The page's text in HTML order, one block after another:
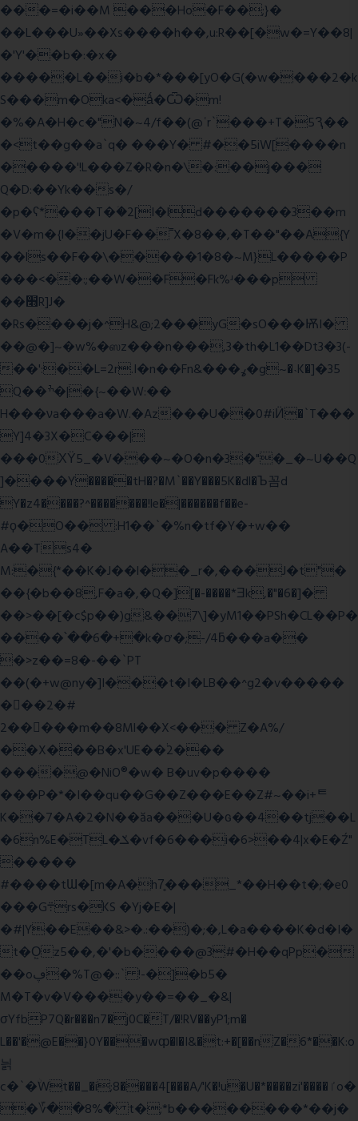
���=�i��M ���Ho�F��;}�
��L���U»��Xs����h��,u:R��[�w�=Y��8|
�'Y'��b�:�x�
�����L��i�b�*���[yO�G(�w����2�k
S���m�Oka<�ǻ�Ѿ�m!
�%�A�H�c�"N�~4/f��(@ʿr`���+T�5Ԇ��
�<t��g��a`q� ���Y� #��5iW[����n
�����'!L���Z�R�n�\�:��j���
Q�D:��Yk��s�/
�p�ʕ*���T�ؘ�2[I�ld�������3��m
�V�m�{I��jU�F��˭X�8��,�T��"��A{Y
��ls��F��\�����1�8�~M}L�����P
���<��:;��W��F�Fk%ʴ���p
��׫R]J�
�Rs����j�^H&@;2���yG�sO���ѬI�
��@�]~�w%�ஸz���n���,3�th�L1��Dt3�3(-
��':��L=2r.I�n��Fn&���ߩ�g~�˴K�]�35
Q��ׯ�|�{~��W:��
H���νa���a�W.�Az���U��0#iӤ�`T���
Y]4�3X�C���|
���0ХΫ5_�V���~�O�n�3�"�_�~U��Q
]����Y�����tH�?�M`��Y���5K�dl�Ъ꼼d
Y�z4����?^�������!le�|������f��e-
#ϙ�O�� :H1��`�%n�tf�Y�+w��
A��Ts4�
M:�{*��K�J��l��_r�,���J�t"�
��{�b��8,F�a�,�Q�][�-����*Ǝk,�"�6�]�
��>��[�c$p��)g&��7\]�yM1��PSh�CL��P�
����՝��6�+�k�ơ�;-/4ƃ���a��
�>z��=8�-��`PT
��(�+w@ny�]I���t�I�LB��^g2�v�����
��ٕ�2�#
2�����m��8Ml��X<��� Z�A%/
��X���B�x'UE��֔2���
����@�NiO®�w� B�uv�p����
���P�*�I��qu��G��Z��� E��Z#~��i+ᄐ
K��7�A�2�N��ăa���U�ɢ��4��tj��L
�6n%E�TL�ݎ�vf�6���i�6>��4|x�E�Ź"
�����
#����tƜ�[m�A�h7̥���_*��H��t�;�e0
���G܊rs�֗KS �Yj�E�|
�#|Y��E��&>�.:��)�;�,L�a����K�d�I�
t�O͖z5��,�'�b����@3#�H��qPp�
��oڥ�%T@�::` !-�]�b5�
M�T�v�V����y��=��_�&|
σYfbP7Q�r���n7�j0C�T/�!RV��yP1;m�
L��'�@E��}0Y���wȹ�l�I&�t:+�[��nZ�6*��K:o
늵
c�`�ۨWt��_�i;8����4[���A/'K�!u�U�*����zi'����ٵo�
�؆��8%� t�;*b��������*��j�